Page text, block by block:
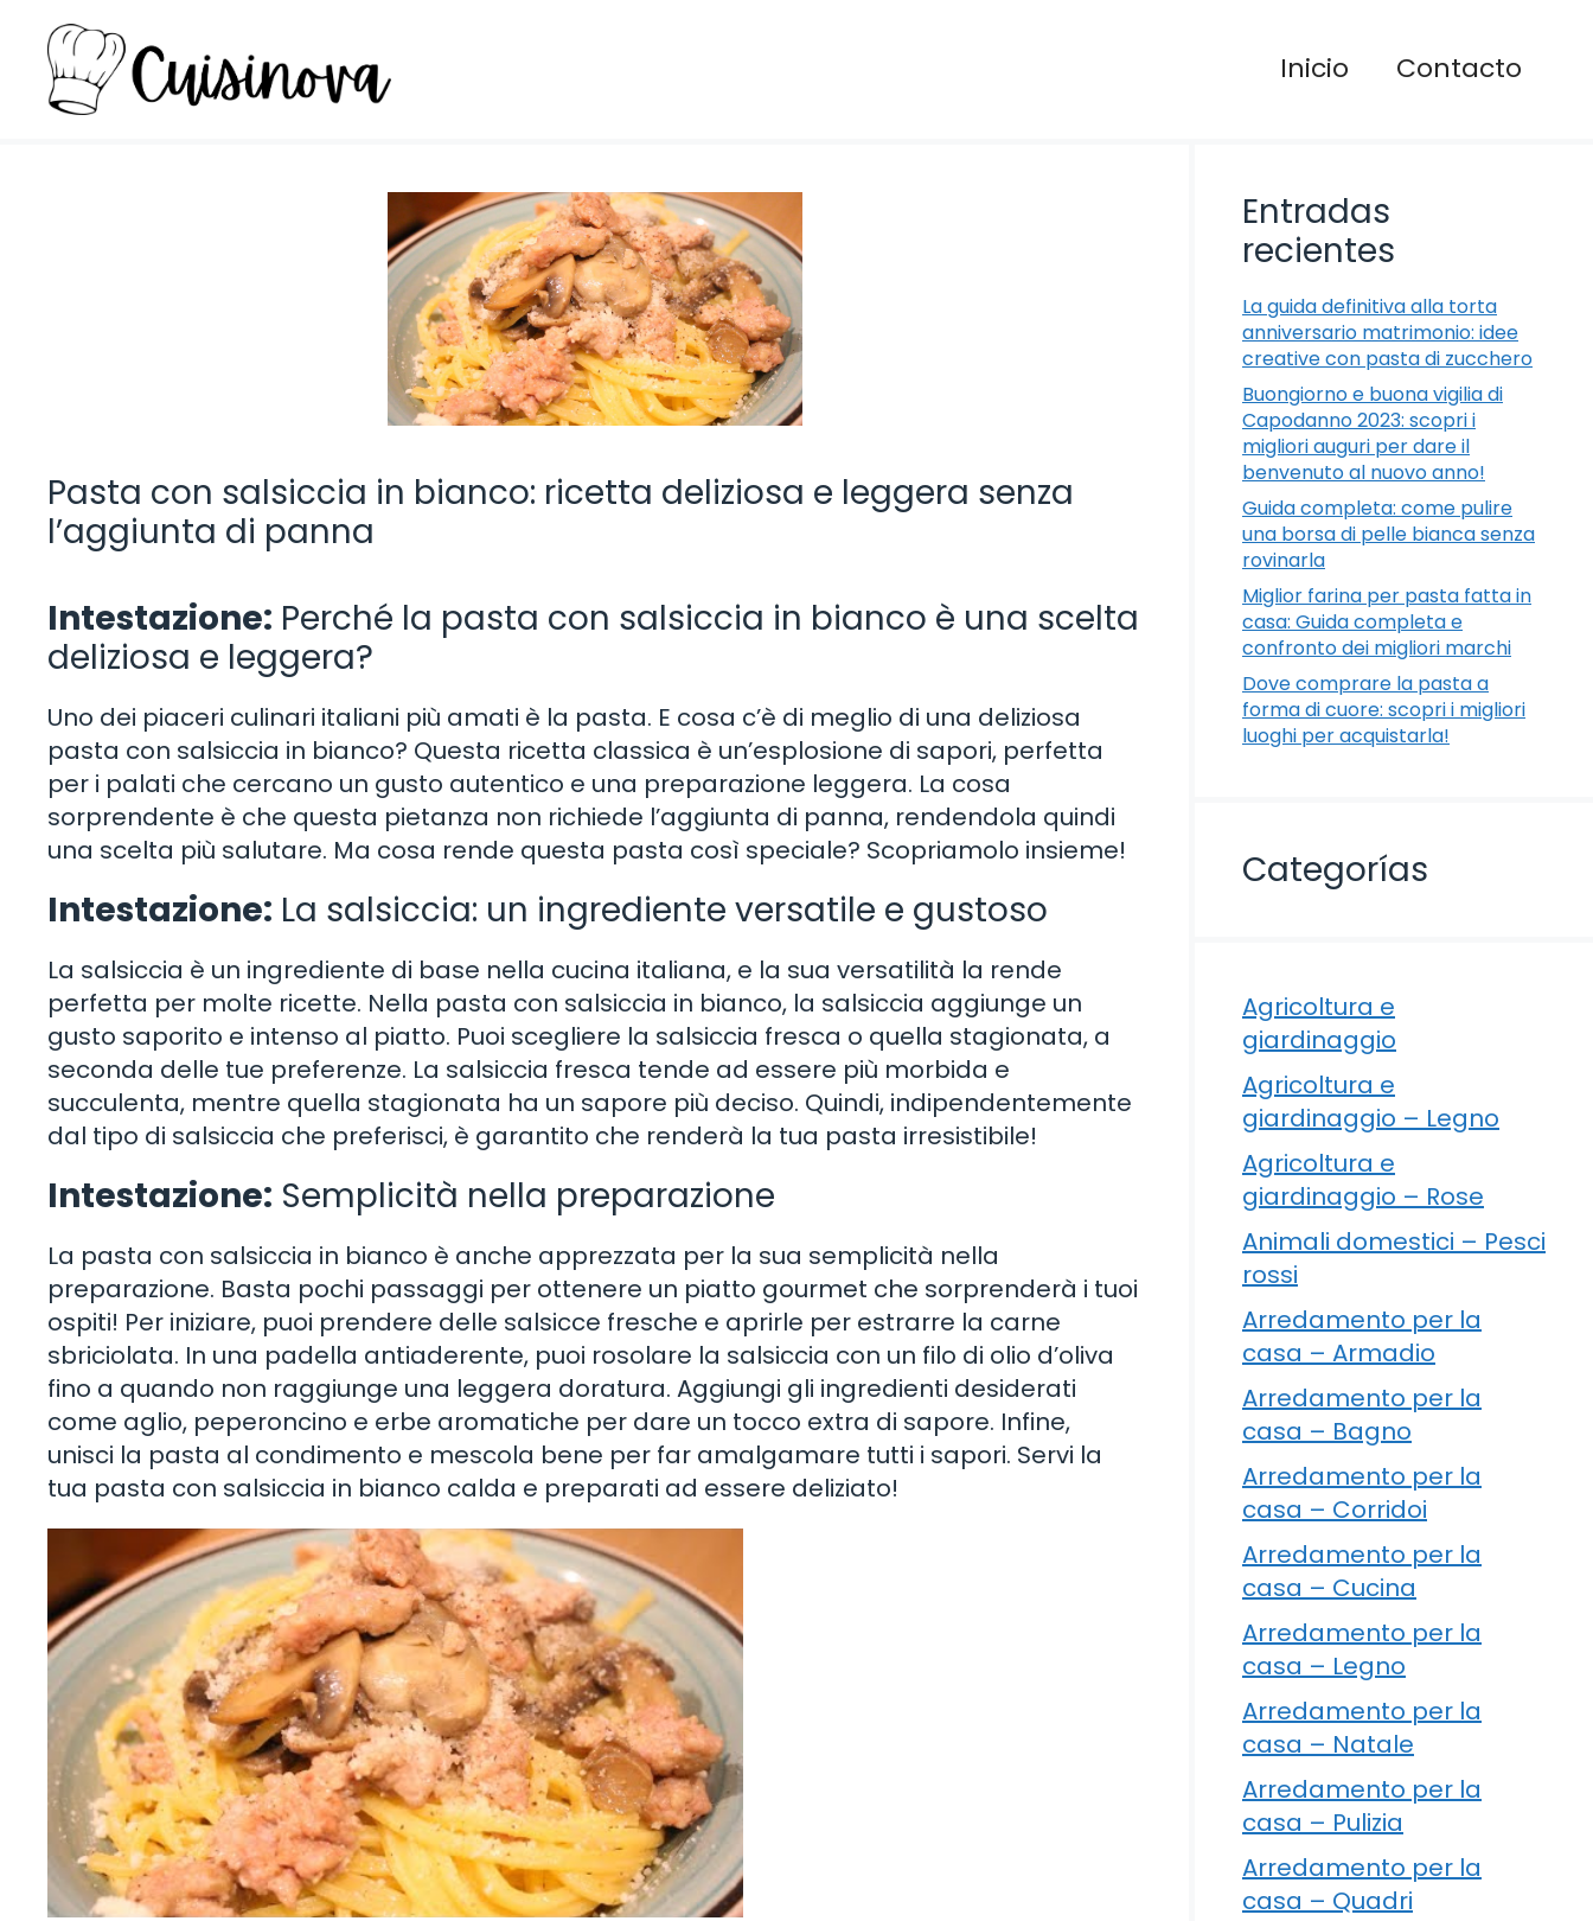
contenuto
Inicio Contacto
Pasta con salsiccia in bianco: ricetta deliziosa e leggera senza
l’aggiunta di panna
Intestazione: Perché la pasta con salsiccia in bianco è una scelta
deliziosa e leggera?
Uno dei piaceri culinari italiani più amati è la pasta. E cosa c’è di meglio di una deliziosa
pasta con salsiccia in bianco? Questa ricetta classica è un’esplosione di sapori, perfetta
per i palati che cercano un gusto autentico e una preparazione leggera. La cosa
sorprendente è che questa pietanza non richiede l’aggiunta di panna, rendendola quindi
una scelta più salutare. Ma cosa rende questa pasta così speciale? Scopriamolo insieme!
Intestazione: La salsiccia: un ingrediente versatile e gustoso
La salsiccia è un ingrediente di base nella cucina italiana, e la sua versatilità la rende
perfetta per molte ricette. Nella pasta con salsiccia in bianco, la salsiccia aggiunge un
gusto saporito e intenso al piatto. Puoi scegliere la salsiccia fresca o quella stagionata, a
seconda delle tue preferenze. La salsiccia fresca tende ad essere più morbida e
succulenta, mentre quella stagionata ha un sapore più deciso. Quindi, indipendentemente
dal tipo di salsiccia che preferisci, è garantito che renderà la tua pasta irresistibile!
Intestazione: Semplicità nella preparazione
La pasta con salsiccia in bianco è anche apprezzata per la sua semplicità nella
preparazione. Basta pochi passaggi per ottenere un piatto gourmet che sorprenderà i tuoi
ospiti! Per iniziare, puoi prendere delle salsicce fresche e aprirle per estrarre la carne
sbriciolata. In una padella antiaderente, puoi rosolare la salsiccia con un filo di olio d’oliva
fino a quando non raggiunge una leggera doratura. Aggiungi gli ingredienti desiderati
come aglio, peperoncino e erbe aromatiche per dare un tocco extra di sapore. Infine,
unisci la pasta al condimento e mescola bene per far amalgamare tutti i sapori. Servi la
tua pasta con salsiccia in bianco calda e preparati ad essere deliziato!
Entradas
recientes
La guida definitiva alla torta
anniversario matrimonio: idee
creative con pasta di zucchero
Buongiorno e buona vigilia di
Capodanno 2023: scopri i
migliori auguri per dare il
benvenuto al nuovo anno!
Guida completa: come pulire
una borsa di pelle bianca senza
rovinarla
Miglior farina per pasta fatta in
casa: Guida completa e
confronto dei migliori marchi
Dove comprare la pasta a
forma di cuore: scopri i migliori
luoghi per acquistarla!
Categorías
Agricoltura e
giardinaggio
Agricoltura e
giardinaggio – Legno
Agricoltura e
giardinaggio – Rose
Animali domestici – Pesci
rossi
Arredamento per la
casa – Armadio
Arredamento per la
casa – Bagno
Arredamento per la
casa – Corridoi
Arredamento per la
casa – Cucina
Arredamento per la
casa – Legno
Arredamento per la
casa – Natale
Arredamento per la
casa – Pulizia
Arredamento per la
casa – Quadri